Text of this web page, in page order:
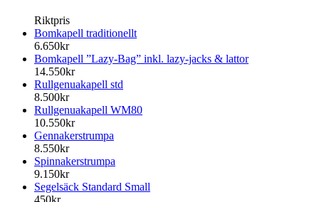
Riktpris
Bomkapell traditionellt
6.650kr
Bomkapell ”Lazy-Bag” inkl. lazy-jacks & lattor
14.550kr
Rullgenuakapell std
8.500kr
Rullgenuakapell WM80
10.550kr
Gennakerstrumpa
8.550kr
Spinnakerstrumpa
9.150kr
Segelsäck Standard Small
450kr